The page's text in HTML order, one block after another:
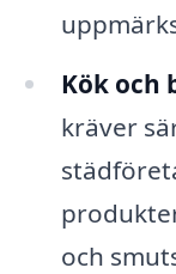
Kök och
kräver
och